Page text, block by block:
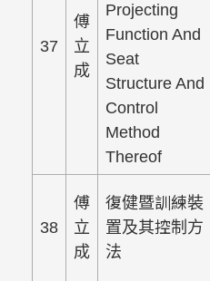
37
傅
立
成
Projecting
Function And
Seat
Structure And
Control
Method
Thereof
38
傅
立
成
復健暨訓練裝
置及其控制方
法